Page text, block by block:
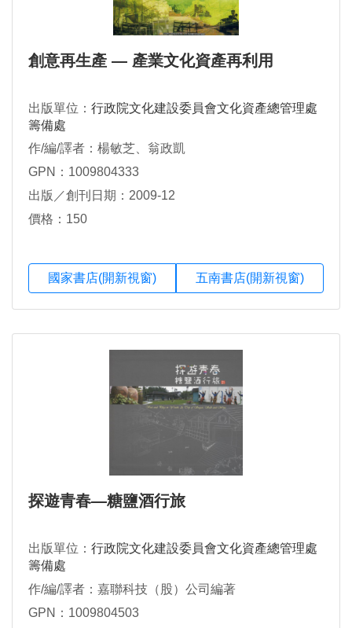
創意再生產 — 產業文化資產再利用
出版單位： 行政院文化建設委員會文化資產總管理處
籌備處
作/編/譯者：楊敏芝、翁政凱
GPN：1009804333
出版／創刊日期：2009-12
價格：150
國家書店(開新視窗) 五南書店(開新視窗)
探遊青春—糖鹽酒行旅
出版單位： 行政院文化建設委員會文化資產總管理處
籌備處
作/編/譯者：嘉聯科技（股）公司編著
GPN：1009804503